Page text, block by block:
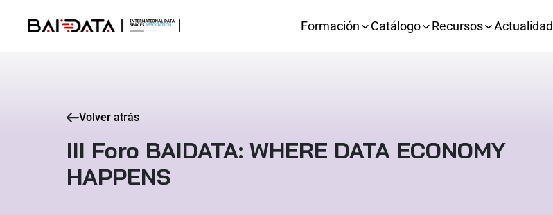
Formación Catálogo Recursos Actualidad
Volver atrás
III Foro BAIDATA: WHERE DATA ECONOMY
HAPPENS